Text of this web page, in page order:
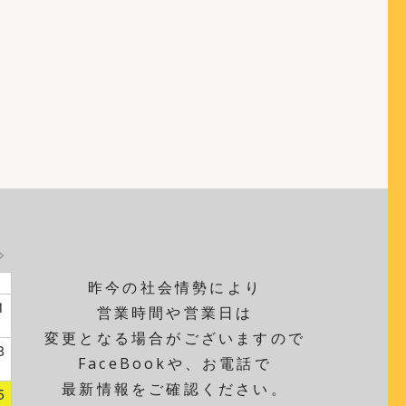
昨今の社会情勢により
営業時間や営業日は
変更となる場合がございますので
FaceBookや、お電話で
最新情報をご確認ください。